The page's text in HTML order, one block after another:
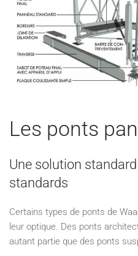
Les ponts
Une solution
standards
Certains types de ponts de
leur optique. Des ponts
autant partie que des ponts